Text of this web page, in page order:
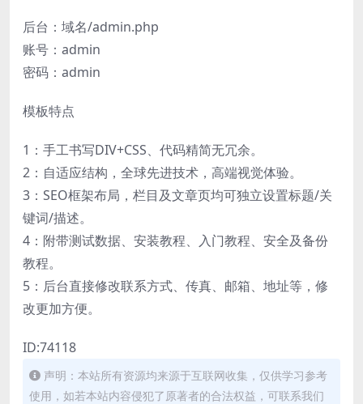
后台：域名/admin.php
账号：admin
密码：admin
模板特点
1：手工书写DIV+CSS、代码精简无冗余。
2：自适应结构，全球先进技术，高端视觉体验。
3：SEO框架布局，栏目及文章页均可独立设置标题/关
键词/描述。
4：附带测试数据、安装教程、入门教程、安全及备份
教程。
5：后台直接修改联系方式、传真、邮箱、地址等，修
改更加方便。
ID:74118
声明：本站所有资源均来源于互联网收集，仅供学习参考
使用，如若本站内容侵犯了原著者的合法权益，可联系我们